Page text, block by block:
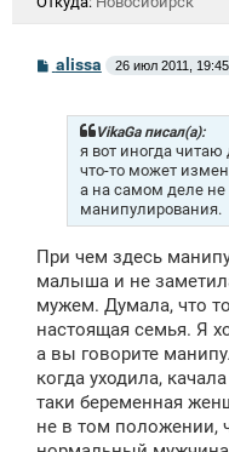
Сalissa 26 июл 2011, 19:45
VikaGa писал(а):
я вот иногда
что-то может
а на самом деле не
манипулирования.
При чем здесь
малыша и не
мужем. Думала, что
настоящая семья. Я
а вы говорите
когда уходила,
таки беременная
не в том положении,